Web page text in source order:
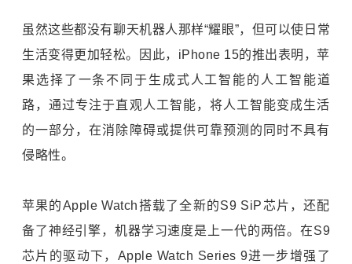
虽然这些都没有聊天机器人那样“耀眼”，但可以使日常
生活变得更加轻松。因此，iPhone 15的推出表明，苹
果选择了一条不同于生成式人工智能的人工智能道
路，通过专注于直观人工智能，将人工智能变成生活
的一部分，在消除障碍或提供可靠预测的同时不具有
侵略性。
苹果的Apple Watch搭载了全新的S9 SiP芯片，还配
备了神经引擎，机器学习速度是上一代的两倍。在S9
芯片的驱动下，Apple Watch Series 9进一步增强了